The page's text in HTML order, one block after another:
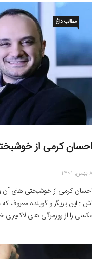
مطالب داغ
احسان کرمی از
8 بهمن, 1401
احسان کرمی از خوشبختی های آن
اش : این بازیگر و گوینده معروف
عکسی را از روزمرگی های